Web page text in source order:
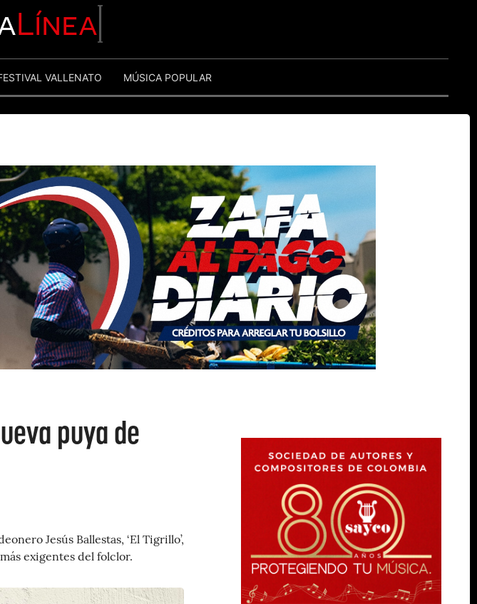
Línea
VALLENATO MÚSICA POPULAR
puya de
Jesús Ballestas, ‘El Tigrillo’,
exigentes del folclor.